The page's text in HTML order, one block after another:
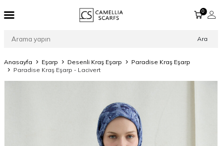
Ara
0
Anasayfa Eşarp Desenli Kraş Eşarp
Paradise Kraş Eşarp
Paradise Kraş Eşarp - Lacivert